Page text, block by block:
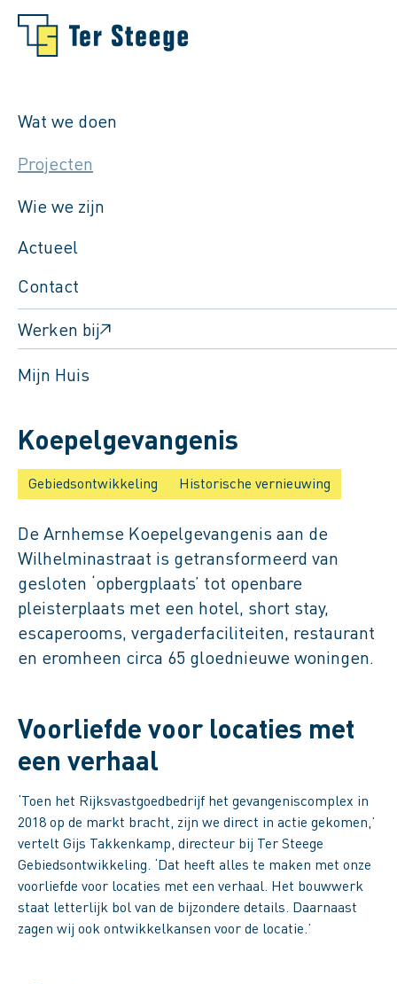
Wat we doen
Projecten
Wie we zijn
Actueel
Contact
Werken bij
Mijn Huis
Terug naar het projectenoverzicht
Koepelgevangenis
Gebiedsontwikkeling Historische vernieuwing
De Arnhemse Koepelgevangenis aan de
Wilhelminastraat is getransformeerd van
gesloten ‘opbergplaats’ tot openbare
pleisterplaats met een hotel, short stay,
escaperooms, vergaderfaciliteiten, restaurant
en eromheen circa 65 gloednieuwe woningen.
Voorliefde voor locaties met
een verhaal
‘Toen het Rijksvastgoedbedrijf het gevangeniscomplex in
2018 op de markt bracht, zijn we direct in actie gekomen,’
vertelt Gijs Takkenkamp, directeur bij Ter Steege
Gebiedsontwikkeling. ‘Dat heeft alles te maken met onze
voorliefde voor locaties met een verhaal. Het bouwwerk
staat letterlijk bol van de bijzondere details. Daarnaast
zagen wij ook ontwikkelkansen voor de locatie.’